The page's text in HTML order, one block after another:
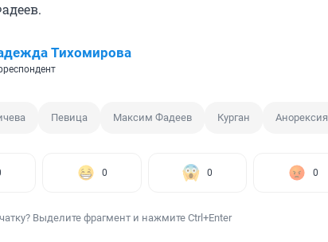
Тихомирова
Певица Максим Фадеев Курган Анорексия
0 0 0
Выделите фрагмент и нажмите Ctrl+Enter